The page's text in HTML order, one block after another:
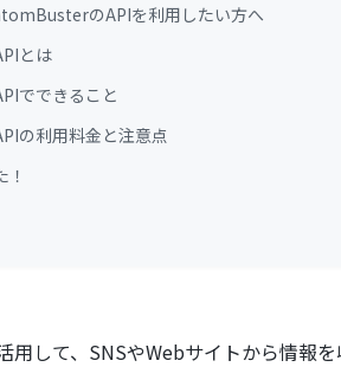
のAPIを利用したい方へ
とは
でできること
の利用料金と注意点
して、SNSやWebサイトから情報